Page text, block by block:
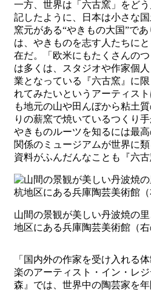
一方、世界は「六古窯」をど
記したように、日本は小さな
窯元がある“やきもの大国”であ
は、やきものを志す人たちに
在だ。「欧米にもたくさんの
は多くは、スタジオや作家個
業となっている『六古窯』に
れてみたいというアーティス
も地元の山や田んぼから粘土
りの薪窯で焼いているつくり
やきものルーツを知るには最
関係のミュージアムが世界に
資料がふんだんなことも『六古
山間の景観が美しい丹波焼の
地区にある兵庫陶芸美術館（右
「国内外の作家を受け入れる
楽のアーティスト・イン・レ
森』では、世界中の陶芸家を